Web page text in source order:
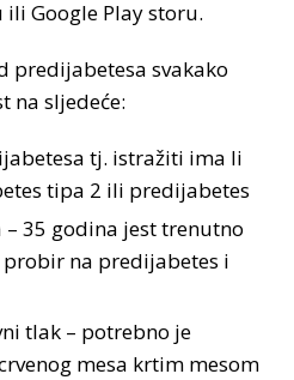
Google Play storu.
predijabetesa svakako
na sljedeće:
tj. istražiti ima li
tipa 2 ili predijabetes
35 godina jest trenutno
na predijabetes i
tlak – potrebno je
mesa krtim mesom